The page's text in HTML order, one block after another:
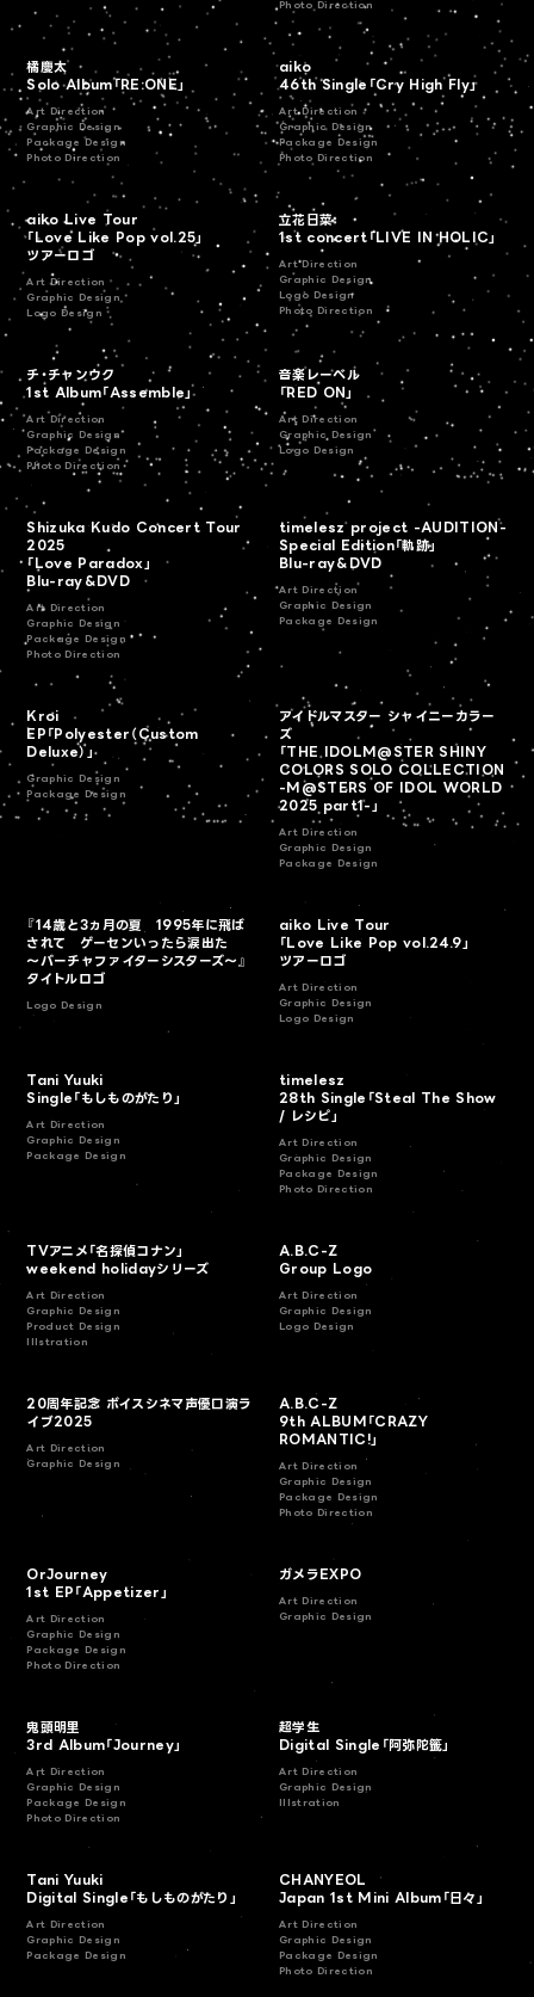
Photo Direction
橘慶太
Solo Album「RE:ONE」
Art Direction
Graphic Design
Package Design
Photo Direction
aiko
46th Single「Cry High Fly」
Art Direction
Graphic Design
Package Design
Photo Direction
aiko Live Tour
「Love Like Pop vol.25」
ツアーロゴ
Art Direction
Graphic Design
Logo Design
立花日菜
1st concert「LIVE IN HOLIC」
Art Direction
Graphic Design
Logo Design
Photo Direction
チ・チャンウク
1st Album「Assemble」
Art Direction
Graphic Design
Package Design
Photo Direction
音楽レーベル
「RED ON」
Art Direction
Graphic Design
Logo Design
Shizuka Kudo Concert Tour
2025
「Love Paradox」
Blu-ray＆DVD
Art Direction
Graphic Design
Package Design
Photo Direction
timelesz project -AUDITION-
Special Edition「軌跡」
Blu-ray＆DVD
Art Direction
Graphic Design
Package Design
Kroi
EP「Polyester（Custom
Deluxe）」
Graphic Design
Package Design
アイドルマスター シャイニーカラー
ズ
「THE IDOLM@STER SHINY
COLORS SOLO COLLECTION
-M@STERS OF IDOL WORLD
2025 part1-」
Art Direction
Graphic Design
Package Design
『14歳と3ヵ月の夏 1995年に飛ば
されて ゲーセンいったら涙出た
～バーチャファイターシスターズ～』
タイトルロゴ
Logo Design
aiko Live Tour
「Love Like Pop vol.24.9」
ツアーロゴ
Art Direction
Graphic Design
Logo Design
Tani Yuuki
Single「もしものがたり」
Art Direction
Graphic Design
Package Design
timelesz
28th Single「Steal The Show
/ レシピ」
Art Direction
Graphic Design
Package Design
Photo Direction
TVアニメ「名探偵コナン」
weekend holidayシリーズ
Art Direction
Graphic Design
Product Design
Illstration
A.B.C-Z
Group Logo
Art Direction
Graphic Design
Logo Design
20周年記念 ボイスシネマ声優口演ラ
イブ2025
Art Direction
Graphic Design
A.B.C-Z
9th ALBUM「CRAZY
ROMANTIC!」
Art Direction
Graphic Design
Package Design
Photo Direction
OrJourney
1st EP「Appetizer」
Art Direction
Graphic Design
Package Design
Photo Direction
ガメラEXPO
Art Direction
Graphic Design
鬼頭明里
3rd Album「Journey」
Art Direction
Graphic Design
Package Design
Photo Direction
超学生
Digital Single「阿弥陀籤」
Art Direction
Graphic Design
Illstration
Tani Yuuki
Digital Single「もしものがたり」
Art Direction
Graphic Design
Package Design
CHANYEOL
Japan 1st Mini Album「日々」
Art Direction
Graphic Design
Package Design
Photo Direction